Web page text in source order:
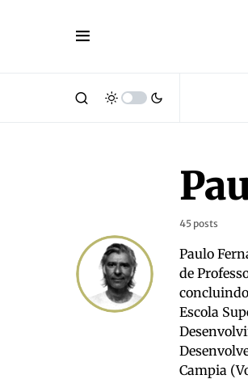
45 posts
Paulo
de
Escola
Campia